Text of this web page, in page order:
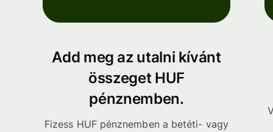
Add meg az utalni kívánt
összeget HUF
pénznemben.
Fizess HUF pénznemben a betéti- vagy